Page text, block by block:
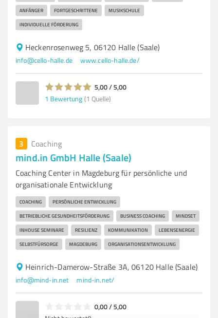
ANFÄNGER FORTGESCHRITTENE MUSIKSCHULE
INDIVIDUELLE FÖRDERUNG
Heckenrosenweg 5, 06120 Halle (Saale)
info@cello-halle.de www.cello-halle.de/
5,00 / 5,00
1 Bewertung (1 Quelle)
3 Coaching
mind.in GmbH Halle (Saale)
Coaching Center in Magdeburg für persönliche und
organisationale Entwicklung
COACHING PERSÖNLICHE ENTWICKLUNG
BETRIEBLICHE GESUNDHEITSFÖRDERUNG BUSINESS COACHING MINDSET
INHOUSE SEMINARE RESILIENZ KOMMUNIKATION LEBENSENERGIE
SELBSTFÜRSORGE MAGDEBURG ORGANISATIONSENTWICKLUNG
Heinrich-Damerow-Straße 3A, 06120 Halle (Saale)
info@mind-in.net mind-in.net/
0,00 / 5,00